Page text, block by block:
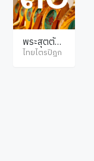
พระสุตตัน
ตปิฎก ขุทท
ไทยไตรปิฎก